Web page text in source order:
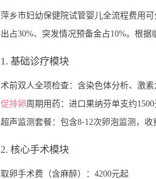
萍乡市妇幼保健院试管婴儿全流程费用
出占30%、突发情况预备金占10%。根
1. 基础诊疗模块
术前双人全项检查：含染色体分析、激
促排卵周期用药：进口果纳芬单支约
超声监测套餐：包含8-12次卵泡监测，收
2. 核心手术模块
取卵手术费（含麻醉）：4200元起